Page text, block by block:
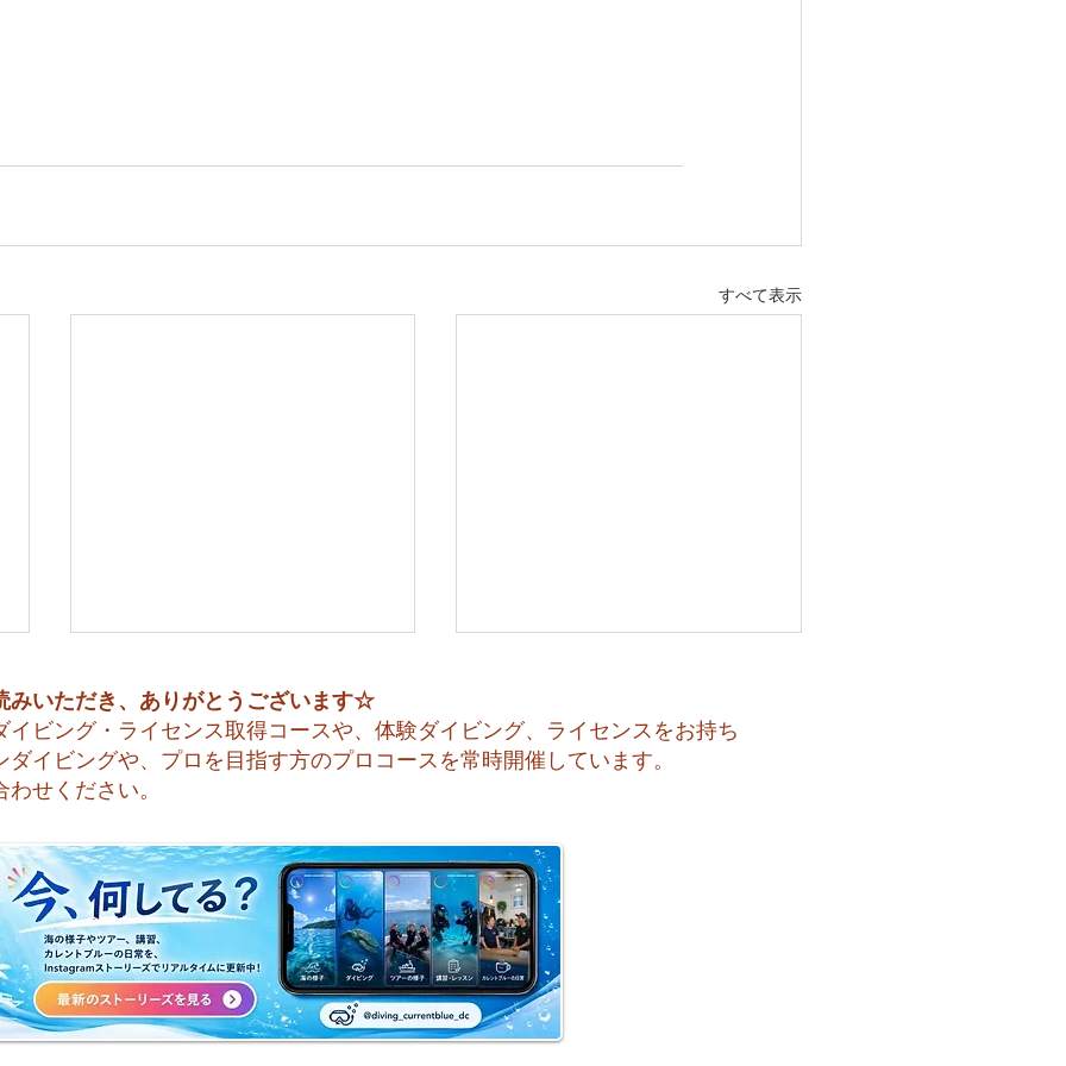
すべて表示
😊 海へ戻る第一歩！リフレ
ッシュコース開催♪
今日も暑い一日になりそうで
すね☀️
みいただき、ありがとうございます☆
ビング・ライセンス取得コースや、体験ダイビング、ライセンスをお持ち
イビングや、プロを目指す方のプロコースを常時開催しています。
せください。